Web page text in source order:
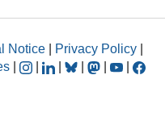
Notice Privacy Policy